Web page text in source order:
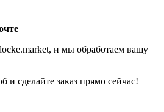
и мы обработаем вашу
и сделайте заказ прямо сейчас!